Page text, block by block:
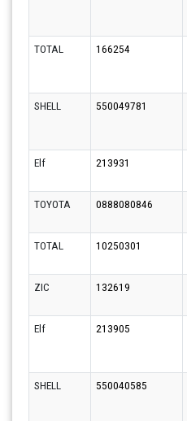
TOTAL 166254
SHELL 550049781
Elf 213931
TOYOTA
0888080846
TOTAL
10250301
ZIC
132619
Elf
213905
SHELL 550040585